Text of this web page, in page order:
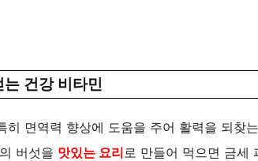
건강 비타민
히 면역력 향상에 도움을 주어 활력을 되찾
버섯을 맛있는 요리 로 만들어 먹으면 금세